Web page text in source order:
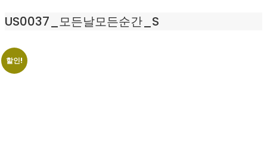
US0037_모든날모든순간_S
할인!